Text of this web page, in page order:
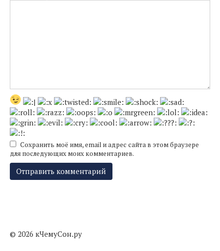
Сохранить моё имя, email и адрес сайта в этом браузере
для последующих моих комментариев.
© 2026 кЧемуСон.ру